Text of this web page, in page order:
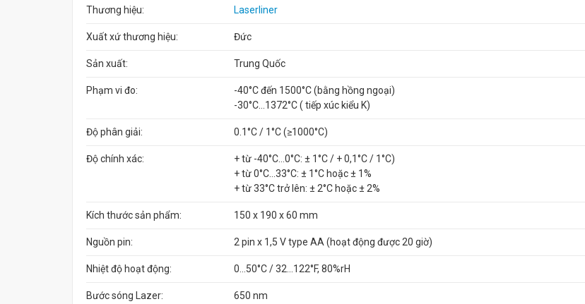
Thương hiệu: Laserliner
Xuất xứ thương hiệu: Đức
Sản xuất: Trung Quốc
Phạm vi đo:
-40°C đến 1500°C (bằng hồng ngoại)
-30°C…1372°C ( tiếp xúc kiểu K)
Độ phân giải: 0.1°C / 1°C (≥1000°C)
Độ chính xác:
+ từ -40°C…0°C: ± 1°C / + 0,1°C / 1°C)
+ từ 0°C…33°C: ± 1°C hoặc ± 1%
+ từ 33°C trở lên: ± 2°C hoặc ± 2%
Kích thước sản phẩm: 150 x 190 x 60 mm
Nguồn pin: 2 pin x 1,5 V type AA (hoạt động được 20 giờ)
Nhiệt độ hoạt động: 0…50°C / 32…122°F, 80%rH
Bước sóng Lazer: 650 nm